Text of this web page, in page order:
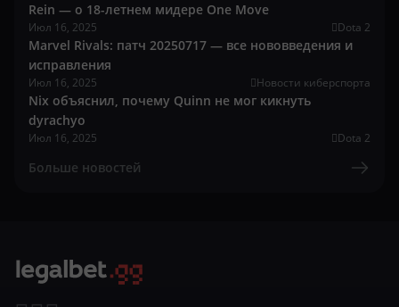
Rein — о 18-летнем мидере One Move
Июл 16, 2025 Dota 2
Marvel Rivals: патч 20250717 — все нововведения и
исправления
Июл 16, 2025 Новости киберспорта
Nix объяснил, почему Quinn не мог кикнуть
dyrachyo
Июл 16, 2025 Dota 2
Больше новостей